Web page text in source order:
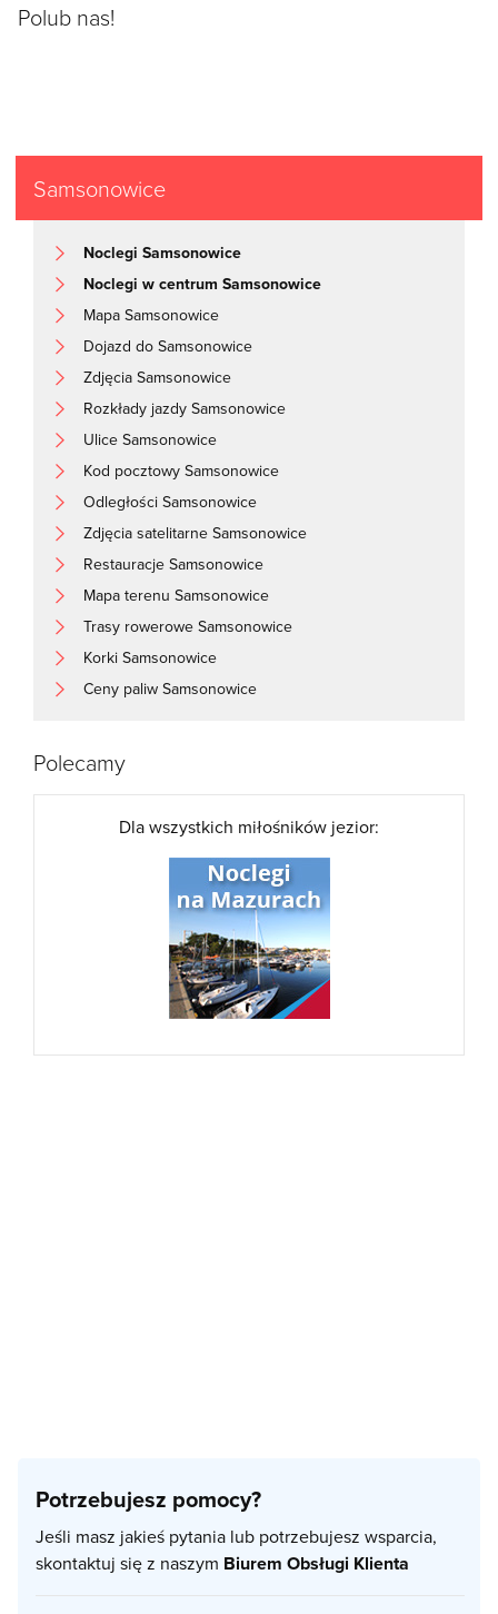
Polub nas!
Samsonowice
Noclegi Samsonowice
Noclegi w centrum Samsonowice
Mapa Samsonowice
Dojazd do Samsonowice
Zdjęcia Samsonowice
Rozkłady jazdy Samsonowice
Ulice Samsonowice
Kod pocztowy Samsonowice
Odległości Samsonowice
Zdjęcia satelitarne Samsonowice
Restauracje Samsonowice
Mapa terenu Samsonowice
Trasy rowerowe Samsonowice
Korki Samsonowice
Ceny paliw Samsonowice
Polecamy
Dla wszystkich miłośników jezior:
Potrzebujesz pomocy?
Jeśli masz jakieś pytania lub potrzebujesz wsparcia,
skontaktuj się z naszym Biurem Obsługi Klienta